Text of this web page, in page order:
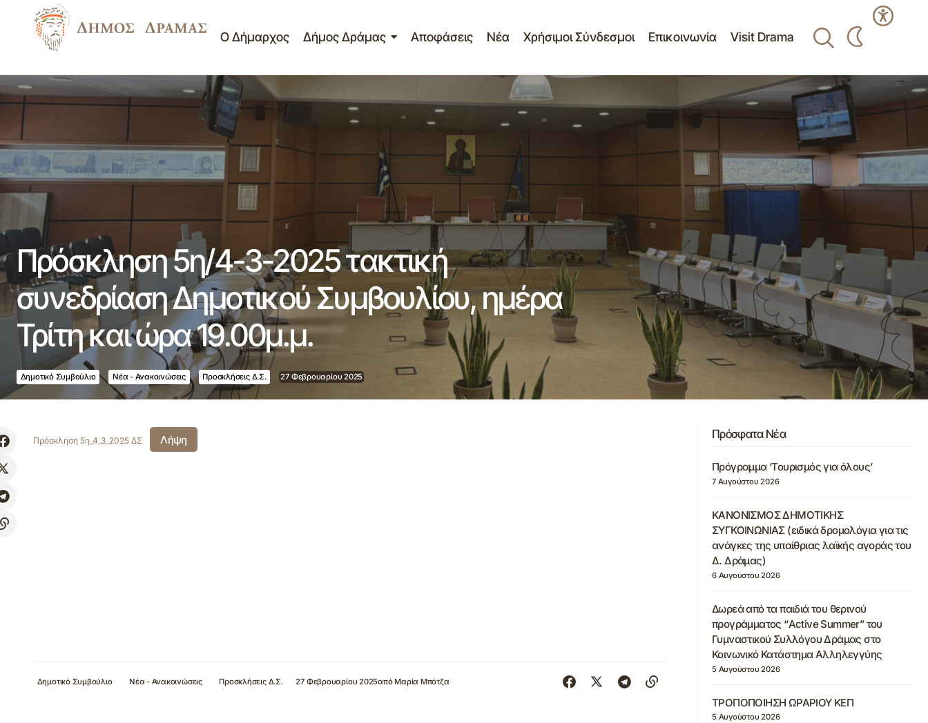
Ο Δήμαρχος Δήμος Δράμας Αποφάσεις Νέα Χρήσιμοι Σύνδεσμοι Επικοινωνία Visit Drama
Πρόσκληση για την 4η/4-3-2025 ΕΙΔΙΚΗ
συνεδρίαση Δ.Σ. ημέρα Τρίτη και ώρα
18.00μ.μ.
Δημοτικό Συμβούλιο
Νέα - Ανακοινώσεις
Προσκλήσεις Δ.Σ.
Πρόσκληση 5η/4-3-2025 τακτική συνεδρίαση Δημοτικού
Συμβουλίου, ημέρα Τρίτη και ώρα 19.00μ.μ.
Πίνακας ανάρτησης θεμάτων της 1ης
συνεδρίασης κοινότητας Δράμας
(27/02/2025)
Πρόσκληση 5η/4-3-2025 τακτική
συνεδρίαση Δημοτικού Συμβουλίου, ημέρα
Τρίτη και ώρα 19.00μ.μ.
Δημοτικό Συμβούλιο Νέα - Ανακοινώσεις Προσκλήσεις Δ.Σ. 27 Φεβρουαρίου 2025
Πρόσκληση 5η_4_3_2025 ΔΣ Λήψη
Δημοτικό Συμβούλιο Νέα - Ανακοινώσεις Προσκλήσεις Δ.Σ. 27 Φεβρουαρίου 2025από Μαρία Μπότζα
Πρόσφατα Νέα
Πρόγραμμα ‘Τουρισμός για όλους’
7 Αυγούστου 2026
ΚΑΝΟΝΙΣΜΟΣ ΔΗΜΟΤΙΚΗΣ
ΣΥΓΚΟΙΝΩΝΙΑΣ (ειδικά δρομολόγια για τις
ανάγκες της υπαίθριας λαϊκής αγοράς του
Δ. Δράμας)
6 Αυγούστου 2026
Δωρεά από τα παιδιά του θερινού
προγράμματος “Active Summer” του
Γυμναστικού Συλλόγου Δράμας στο
Κοινωνικό Κατάστημα Αλληλεγγύης
5 Αυγούστου 2026
ΤΡΟΠΟΠΟΙΗΣΗ ΩΡΑΡΙΟΥ ΚΕΠ
5 Αυγούστου 2026